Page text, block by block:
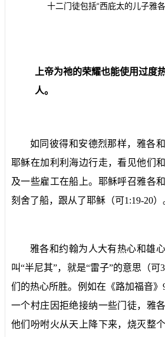
十二门徒包括“西庇太的儿子雅
上帝为祂的荣耀也能使用过度
人。
如同彼得和安德烈那样，雅各
耶稣在加利利海边行走，看见他们
及一些雇工在船上。耶稣呼召雅各
刻舍了船，跟从了耶稣（可1:19-20）
雅各和约翰为人大有热心和雄
叫“半尼其”，就是“雷子”的意思（可
们的热心所胜。例如在《路加福音》
一个村庄因拒绝接纳一些门徒，雅
他们吩咐火从天上降下来，烧灭整